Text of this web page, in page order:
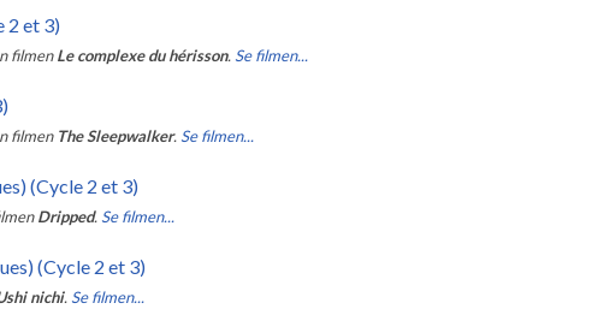
2 et 3)
filmen Le complexe du hérisson. Se filmen...
filmen The Sleepwalker. Se filmen...
(Cycle 2 et 3)
Dripped. Se filmen...
(Cycle 2 et 3)
nichi. Se filmen...